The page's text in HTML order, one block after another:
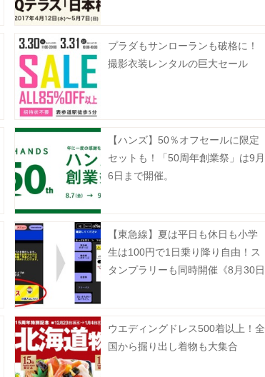
プラダもサンローランも破格に！
撮影衣装レンタルの巨大セール
【ハンズ】50％オフセールに限定
セットも！「50周年創業祭」は9月
6日まで開催。
【東急線】夏は平日も休日も小学
生は100円で1日乗り降り自由！ス
タンプラリーも同時開催《8月30日
ウエディングドレス500着以上！全
国から掘り出し着物も大集合